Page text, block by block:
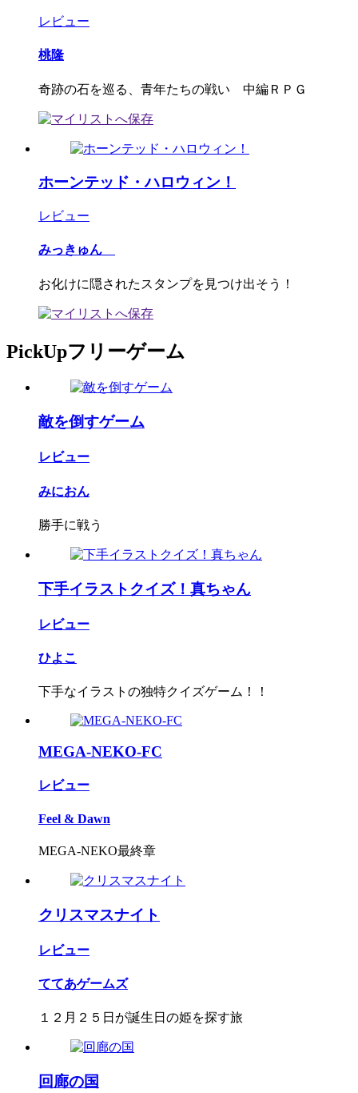
レビュー
桃隆
奇跡の石を巡る、青年たちの戦い 中編ＲＰＧ
ホーンテッド・ハロウィン！
レビュー
みっきゅん
お化けに隠されたスタンプを見つけ出そう！
PickUpフリーゲーム
敵を倒すゲーム
レビュー
みにおん
勝手に戦う
下手イラストクイズ！真ちゃん
レビュー
ひよこ
下手なイラストの独特クイズゲーム！！
MEGA-NEKO-FC
レビュー
Feel & Dawn
MEGA-NEKO最終章
クリスマスナイト
レビュー
ててあゲームズ
１２月２５日が誕生日の姫を探す旅
回廊の国